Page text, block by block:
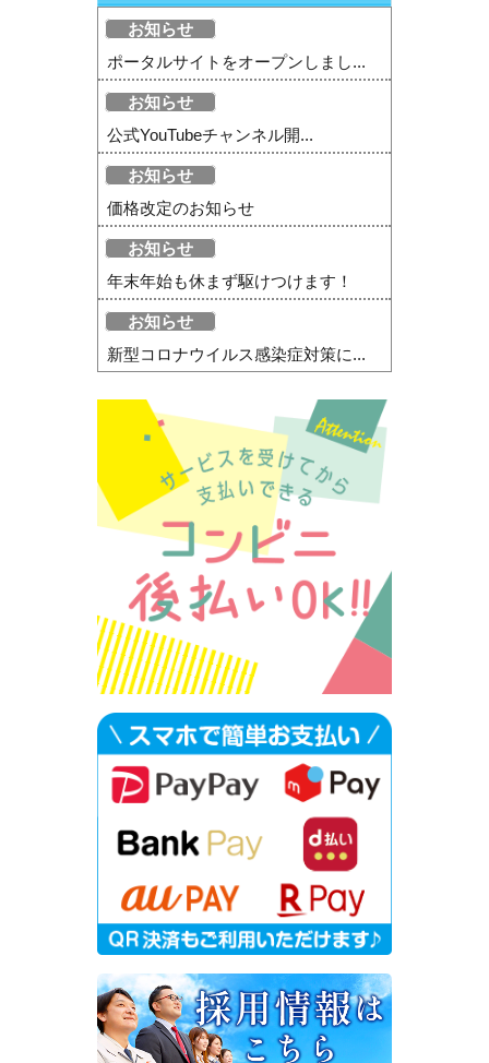
お知らせ
ポータルサイトをオープンしまし...
お知らせ
公式YouTubeチャンネル開...
お知らせ
価格改定のお知らせ
お知らせ
年末年始も休まず駆けつけます！
お知らせ
新型コロナウイルス感染症対策に...